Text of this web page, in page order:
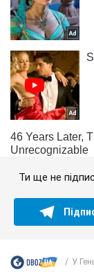
Ти ще не
У